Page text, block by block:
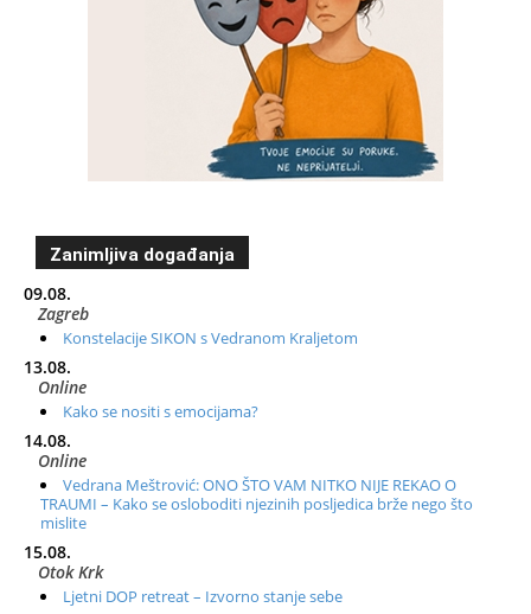
Zanimljiva događanja
09.08.
Zagreb
Konstelacije SIKON s Vedranom Kraljetom
13.08.
Online
Kako se nositi s emocijama?
14.08.
Online
Vedrana Meštrović: ONO ŠTO VAM NITKO NIJE REKAO O
TRAUMI – Kako se osloboditi njezinih posljedica brže nego što
mislite
15.08.
Otok Krk
Ljetni DOP retreat – Izvorno stanje sebe